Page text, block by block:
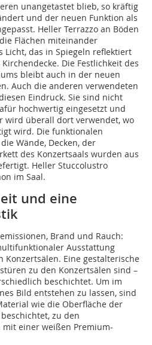
unangetastet blieb, so kräftig
und der neuen Funktion als
Heller Terrazzo an Böden
Flächen miteinander
Licht, das in Spiegeln reflektiert
Die Festlichkeit des
bleibt auch in der neuen
Auch die anderen verwendeten
Eindruck. Sie sind nicht
hochwertig eingesetzt und
wird überall dort verwendet, wo
wird. Die funktionalen
Wände, Decken, der
des Konzertsaals wurden aus
Heller Stuccolustro
im Saal.
und eine
Brand und Rauch:
Ausstattung
Konzertsälen. Eine gestalterische
zu den Konzertsälen sind –
beschichtet. Um im
Bild entstehen zu lassen, sind
wie die Oberfläche der
zu den
einer weißen Premium-